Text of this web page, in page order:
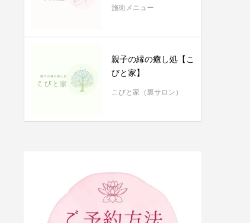
施術メニュー
親子の縁の癒し処【こ
びと家】
こびと家（裏サロン）